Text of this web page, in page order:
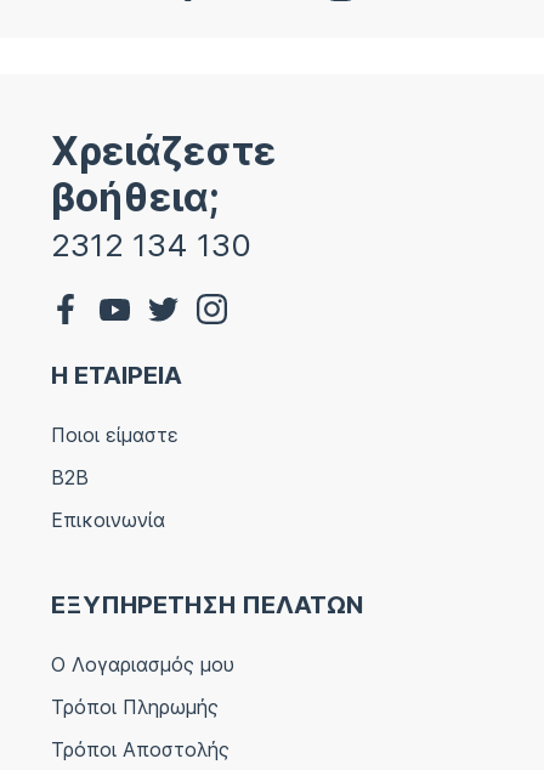
Χρειάζεστε
βοήθεια;
2312 134 130
Η ΕΤΑΙΡΕΙΑ
Ποιοι είμαστε
B2B
Επικοινωνία
ΕΞΥΠΗΡΕΤΗΣΗ ΠΕΛΑΤΩΝ
Ο Λογαριασμός μου
Τρόποι Πληρωμής
Τρόποι Αποστολής